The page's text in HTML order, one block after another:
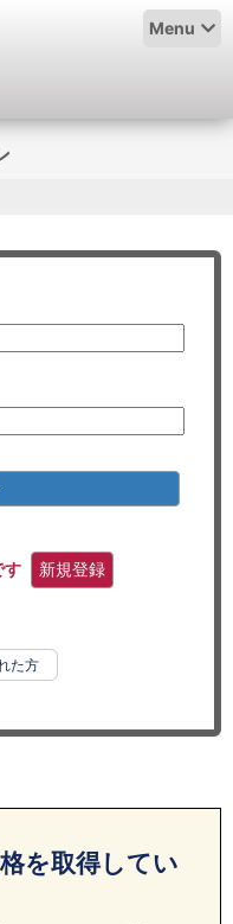
Menu
す 新規登録
た方
を取得してい